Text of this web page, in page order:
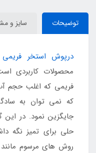
توضیحات سایز و
درپوش استخر فریمی
محصولات کاربردی
فریمی که اغلب حجم آب
که نمی توان به
جایگزین نمود. در این
حلی برای تمیز نگه
روش های مرسوم